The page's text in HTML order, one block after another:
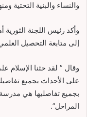
والنساء والبنية التحتية
وأكد رئيس اللجنة الثورية
إلى متابعة التحصيل
وقال ” لقد حثنا الإسلام
على الأحداث بجميع
بجميع تفاصليها هي
المراحل”.